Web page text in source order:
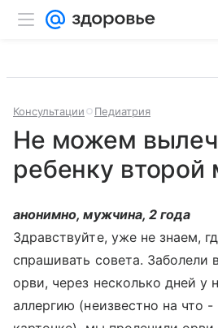
Консультации Педиатрия
Не можем
ребенку второй
анонимно, мужчина, 2 года
Здравствуйте, уже не знаем,
спрашивать совета. Заболели
орви, через несколько дней у
аллергию (неизвестно на что -